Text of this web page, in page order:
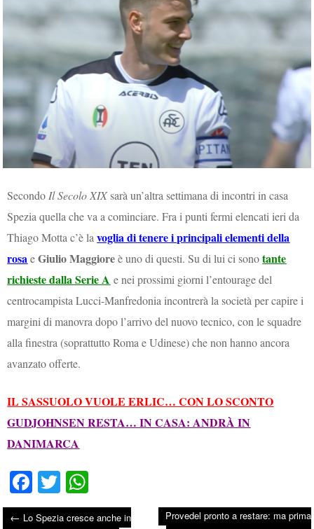
Secondo Il Secolo XIXsarà un’altra settimana di incontri in casa
Spezia quella che va a cominciare. Fra i punti fermi elencati ieri da
Thiago Motta c’è lavoglia di tenere i principali elementi della
rosaeGiulio Maggioreè uno di questi. Su di lui ci sonotante
richieste dalla Serie A e nei prossimi giorni l’entourage del
centrocampista Lucci-Manfredonia incontrerà la società per capire i
margini di manovra dopo l’arrivo del nuovo tecnico, con le squadre
alla finestra (soprattutto Roma e Udinese) che non hanno ancora
avanzato offerte.
IL SASSUOLO VUOLE ERLIC… CON LO SCONTO
GUDJOHNSEN RESTA… IN CASA: ANDRÀ IN
DANIMARCA
Fa
ce
T
wiha
← Lo Spezia cresce anche in
Provedel pronto a restare: ma prima